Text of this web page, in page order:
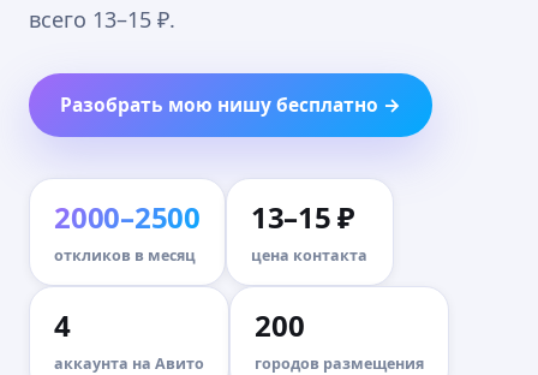
всего 13–15 ₽.
Разобрать мою нишу бесплатно →
2000–2500
откликов в месяц
13–15 ₽
цена контакта
4
аккаунта на Авито
200
городов размещения